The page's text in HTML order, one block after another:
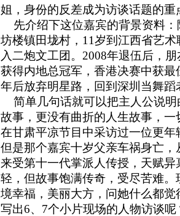
姐，身份的反差成为访谈话题的重
先介绍下这位嘉宾的背景资料：
坊楼镇田垅村 ， 11岁到江西省艺术
入二炮文工团。 2008年退伍后，
获得内地总冠军，香港决赛中获最
年后放弃明星路，回到深圳当舞蹈
简单几句话就可以把主人公说明
故事，更没有曲折的人生故事，
在甘肃平凉节目中采访过一位更年
但是那个嘉宾十岁父亲车祸身亡
来受第十一代掌派人传授，天赋
轻，但故事饱满传奇，受尽苦难
境幸福，美丽大方，问她什么都
写出6、 7个小片现场的人物访谈